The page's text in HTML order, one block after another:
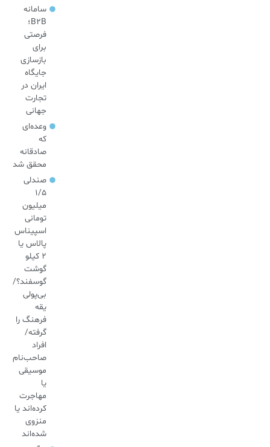
سامانه
B2B؛
فرصتی
برای
بازسازی
جایگاه
ایران در
تجارت
جهانی
وعده‌ای
که
صادقانه
محقق شد
صندلی
۱/۵
میلیون
تومانی
اسپیناس
پالاس یا
۲ کیلو
گوشت
گوسفند؟/
بی‌پولی
یقه
فرهنگ را
گرفته/
افراد
صاحب‌نام
موسیقی
یا
مهاجرت
کرده‌اند یا
منزوی
شده‌اند